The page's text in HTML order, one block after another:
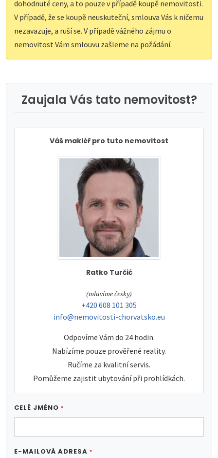
dohodnuté ceny, a to pouze v případě koupě nemovitosti.
V případě, že se koupě neuskuteční, smlouva Vás k ničemu
nezavazuje, a ruší se. V případě vážného zájmu o
nemovitost Vám smlouvu zašleme na požádání.
Zaujala Vás tato nemovitost?
Váš makléř pro tuto nemovitost
Ratko Turčić
tel:
(mluvíme česky)
tel:
+420 608 101 305
e-mail:
info@nemovitosti-chorvatsko.eu
Odpovíme Vám do 24 hodin.
Nabízíme pouze prověřené reality.
Ručíme za kvalitní servis.
Pomůžeme zajistit ubytování při prohlídkách.
CELÉ JMÉNO *
E-MAILOVÁ ADRESA *